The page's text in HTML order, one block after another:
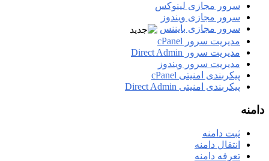
سرور مجازی لینوکس
سرور مجازی ویندوز
سرور مجازی بایننس
مدیریت سرور cPanel
مدیریت سرور Direct Admin
مدیریت سرور ویندوز
پیکربندی امنیتی cPanel
پیکربندی امنیتی Direct Admin
دامنه
ثبت دامنه
انتقال دامنه
تعرفه دامنه